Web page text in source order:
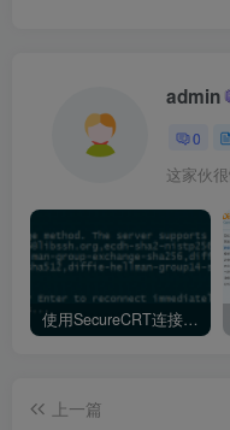
admin
0
这家伙
使用SecureCRT连接Ubuntu20.04报错：Key exchange failed. No compatible key exchange method.
上一篇